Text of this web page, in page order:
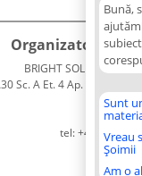
Bună,
Sunt
Vreau
Șoimii
Am o
Organizator
BRIGHT SOLUTIONS BR
Sc. A Et. 4 Ap. 13 Cod
CUI
tel: +40 770 990